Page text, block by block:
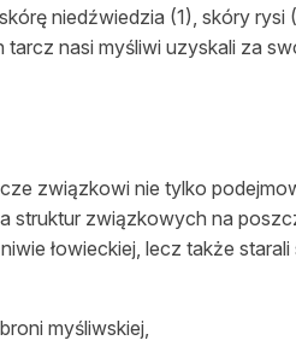
niedźwiedzia (1), skóry
tarcz nasi myśliwi uzyskali za
związkowi nie tylko
struktur związkowych na
łowieckiej, lecz także
myśliwskiej,